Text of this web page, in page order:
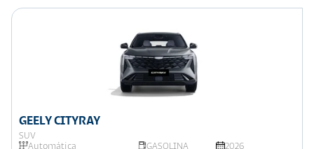
GEELY CITYRAY
SUV
Automática
GASOLINA 2026